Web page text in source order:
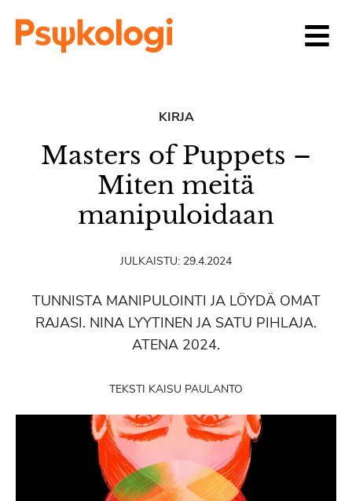
KIRJA
Masters of Puppets –
Miten meitä
manipuloidaan
JULKAISTU: 29.4.2024
TUNNISTA MANIPULOINTI JA LÖYDÄ OMAT
RAJASI. NINA LYYTINEN JA SATU PIHLAJA.
ATENA 2024.
TEKSTI KAISU PAULANTO